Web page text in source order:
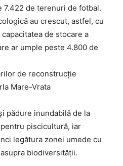
7.422 de terenuri de fotbal.
au crescut, astfel, cu
de stocare a
ar umple peste 4.800 de
de reconstrucție
Mare-Vrata
pădure inundabilă de la
piscicultură, iar
legătura zonei umede cu
biodiversității.